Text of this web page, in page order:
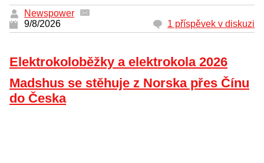
Newspower
9/8/2026
1 příspěvek v diskuzi
Elektrokoloběžky a elektrokola 2026
Madshus se stěhuje z Norska přes Čínu
do Česka